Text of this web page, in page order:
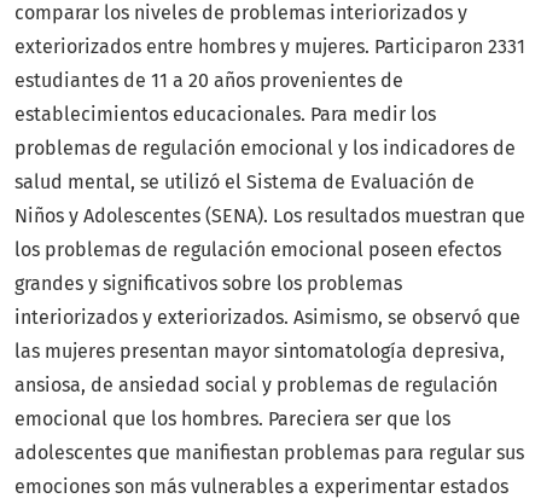
comparar los niveles de problemas interiorizados y
exteriorizados entre hombres y mujeres. Participaron 2331
estudiantes de 11 a 20 años provenientes de
establecimientos educacionales. Para medir los
problemas de regulación emocional y los indicadores de
salud mental, se utilizó el Sistema de Evaluación de
Niños y Adolescentes (SENA). Los resultados muestran que
los problemas de regulación emocional poseen efectos
grandes y significativos sobre los problemas
interiorizados y exteriorizados. Asimismo, se observó que
las mujeres presentan mayor sintomatología depresiva,
ansiosa, de ansiedad social y problemas de regulación
emocional que los hombres. Pareciera ser que los
adolescentes que manifiestan problemas para regular sus
emociones son más vulnerables a experimentar estados